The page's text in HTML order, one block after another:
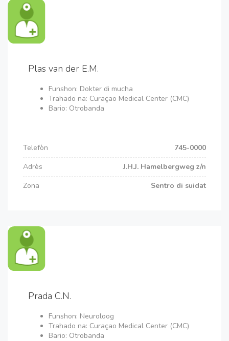
Plas van der E.M.
Funshon: Dokter di mucha
Trahado na: Curaçao Medical Center (CMC)
Bario: Otrobanda
Telefòn
745-0000
Adrès
J.H.J. Hamelbergweg z/n
Zona
Sentro di suidat
Prada C.N.
Funshon: Neuroloog
Trahado na: Curaçao Medical Center (CMC)
Bario: Otrobanda